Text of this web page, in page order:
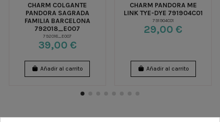
CHARM COLGANTE
PANDORA SAGRADA
FAMILIA BARCELONA
792018_E007
792018_E007
39,00 €
Añadir al carrito
CHARM PANDORA ME
LINK TYE-DYE 791904C01
791904C01
29,00 €
Añadir al carrito